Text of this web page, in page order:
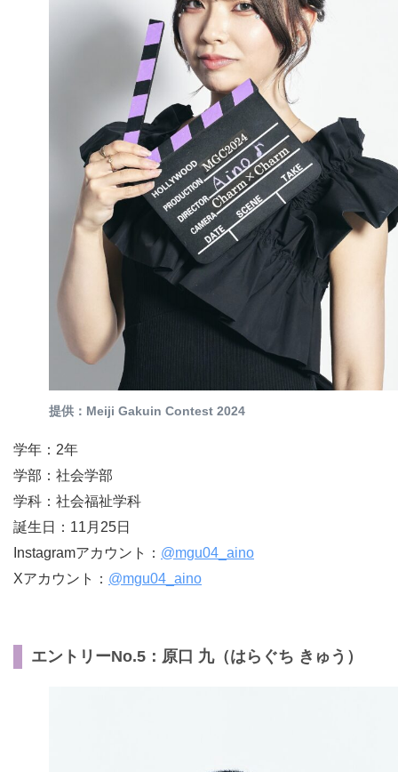
提供：Meiji Gakuin Contest 2024
学年：2年
学部：社会学部
学科：社会福祉学科
誕生日：11月25日
Instagramアカウント： @mgu04_aino
Xアカウント： @mgu04_aino
エントリーNo.5：原口 九（はらぐち きゅう）